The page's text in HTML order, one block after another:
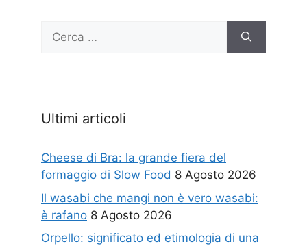
Ricerca
Ultimi articoli
Cheese di Bra: la grande fiera del
formaggio di Slow Food 8 Agosto 2026
Il wasabi che mangi non è vero wasabi:
è rafano 8 Agosto 2026
Orpello: significato ed etimologia di una